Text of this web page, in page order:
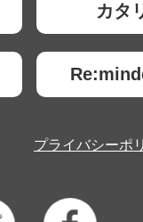
カタ
プライバシーポ